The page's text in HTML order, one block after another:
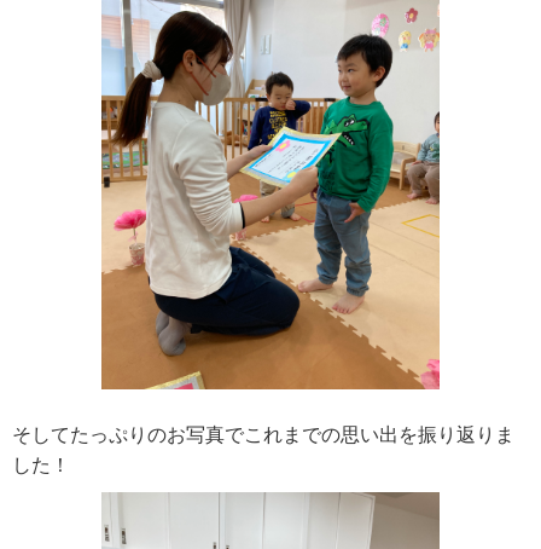
そしてたっぷりのお写真でこれまでの思い出を振り返りま
した！